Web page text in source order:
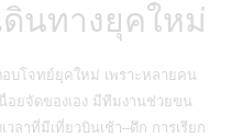
ดินทางยุคใหม่
อบโจทย์ยุคใหม่ เพราะหลายคน
อยจัดของเอง มีทีมงานช่วยขน
ลาที่มีเที่ยวบินเช้า–ดึก การเรียก